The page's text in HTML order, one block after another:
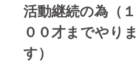
活動継続の為（１
００才までやりま
す）